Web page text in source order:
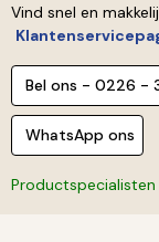
Vind snel en
Bel ons - 0226 -
WhatsApp ons